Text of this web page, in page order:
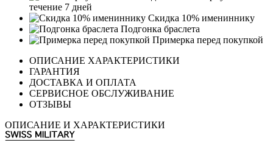
течение 7 дней
Скидка 10% имениннику
Подгонка браслета
Примерка перед покупкой
ОПИСАНИЕ ХАРАКТЕРИСТИКИ
ГАРАНТИЯ
ДОСТАВКА И ОПЛАТА
СЕРВИСНОЕ ОБСЛУЖИВАНИЕ
ОТЗЫВЫ
ОПИСАНИЕ И ХАРАКТЕРИСТИКИ